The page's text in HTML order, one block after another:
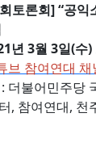
토론회] “공익
년 3월 3일(수
브 참여연대 채
더불어민주당
, 참여연대, 천